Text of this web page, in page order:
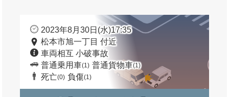
2023年8月30日(水)17:35
松本市旭一丁目 付近
車両相互 小破事故
普通乗用車(1) 普通貨物車(1)
死亡(0) 負傷(1)